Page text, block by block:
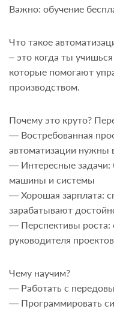
Важно: обучение
Что такое
– это когда ты
которые помогают
производством.
Почему это круто?
— Востребованная
автоматизации нужны
— Интересные задачи:
машины и системы
— Хорошая зарплата:
зарабатывают
— Перспективы
руководителя проектов
Чему научим?
— Работать с
— Программировать